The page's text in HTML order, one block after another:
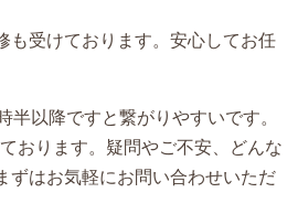
も受けております。安心してお任
半以降ですと繋がりやすいです。
おります。疑問やご不安、
どんな
ずはお気軽にお問い合わせいただ